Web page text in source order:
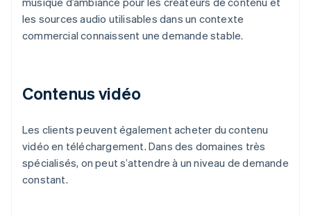
les sources audio utilisables dans un contexte
commercial connaissent une demande stable.
Contenus vidéo
Les clients peuvent également acheter du contenu
vidéo en téléchargement. Dans des domaines très
spécialisés, on peut s’attendre à un niveau de demande
constant.